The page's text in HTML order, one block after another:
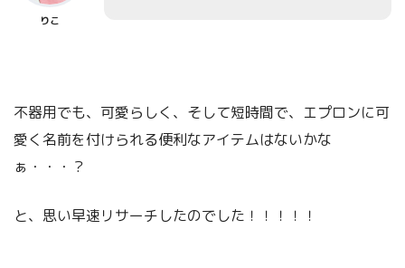
りこ
不器用でも、可愛らしく、そして短時間で、エプロンに可
愛く名前を付けられる便利なアイテムはないかな
ぁ・・・？
と、思い早速リサーチしたのでした！！！！！